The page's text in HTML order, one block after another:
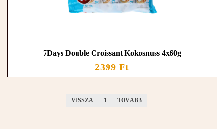
7Days Double Croissant Kokosnuss 4x60g
2399 Ft
VISSZA 1 TOVÁBB